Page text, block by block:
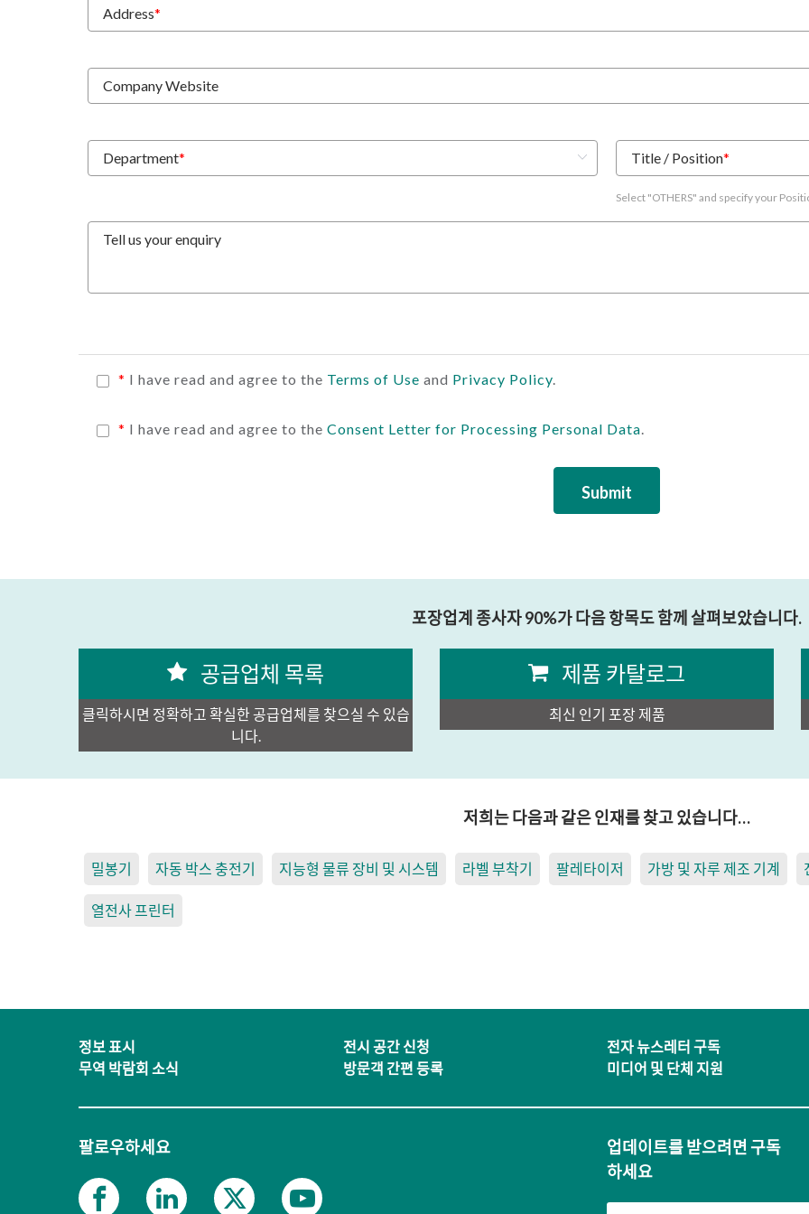
Address*
Company Website
Department* Title / Position*
Select "OTHERS" and specify your
Tell us your enquiry
* I have read and agree to the Terms of Use and Privacy Policy.
* I have read and agree to the Consent Letter for Processing Personal Data.
Submit
포장업계 종사자 90%가 다음 항목도 함께 살펴보았습니다.
공급업체 목록
클릭하시면 정확하고 확실한 공급업체를 찾으실 수 있습
니다.
제품 카탈로그
최신 인기 포장 제품
저희는 다음과 같은 인재를 찾고 있습니다…
밀봉기 자동 박스 충전기 지능형 물류 장비 및 시스템 라벨 부착기 팔레타이저 가방 및 자루 제조 기계
열전사 프린터
정보 표시
무역 박람회 소식
전시 공간 신청
방문객 간편 등록
전자 뉴스레터 구독
미디어 및 단체 지원
팔로우하세요
업데이트를 받으려면 구독
하세요